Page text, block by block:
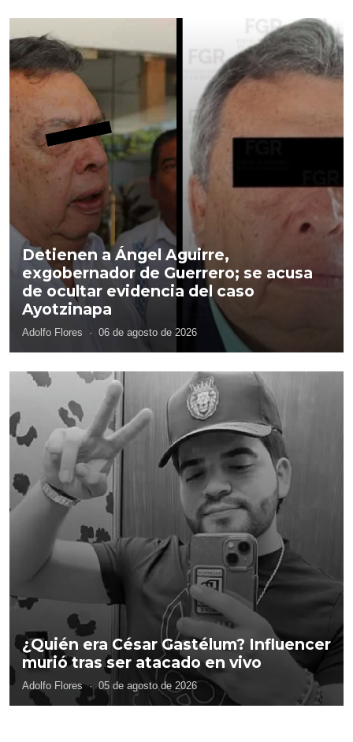
Detienen a Ángel Aguirre,
exgobernador de Guerrero; se acusa
de ocultar evidencia del caso
Ayotzinapa
Adolfo Flores · 06 de agosto de 2026
¿Quién era César Gastélum? Influencer
murió tras ser atacado en vivo
Adolfo Flores · 05 de agosto de 2026